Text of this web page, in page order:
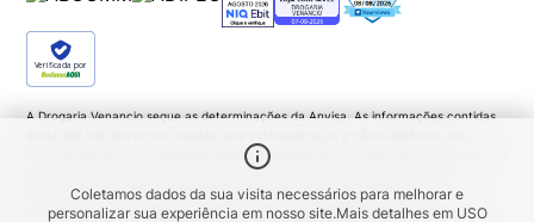
Coletamos dados da sua visita necessários para melhorar e
personalizar sua experiência em nosso site.Mais detalhes em USO
Verificada por
A Drogaria Venancio segue as determinações da Anvisa. As informações contidas
hipótese alguma, as orientações dadas pelo profissional da área médica. Somente o
médico está apto a diagnosticar qualquer problema de saúde e prescrever o
tratamento adequado. Ao persistirem os sintomas um médico deverá ser
consultado. Medicamentos podem trazer riscos. Procure o médico e o